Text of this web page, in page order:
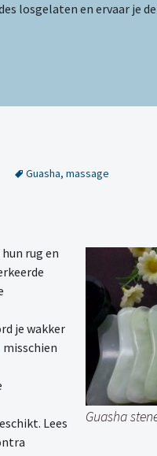
losgelaten en ervaar je
Guasha, massage
Guasha
rug en
je wakker
misschien
Lees